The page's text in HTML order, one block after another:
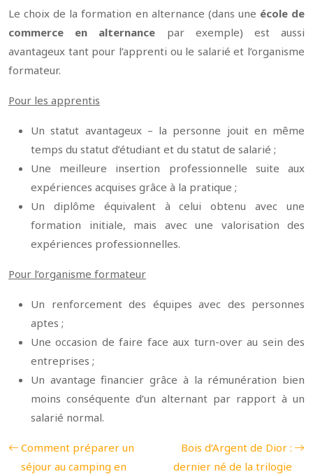
Le choix de la formation en alternance (dans une école de
commerce en alternance par exemple) est aussi
avantageux tant pour l’apprenti ou le salarié et l’organisme
formateur.
Pour les apprentis
Un statut avantageux – la personne jouit en même
temps du statut d’étudiant et du statut de salarié ;
Une meilleure insertion professionnelle suite aux
expériences acquises grâce à la pratique ;
Un diplôme équivalent à celui obtenu avec une
formation initiale, mais avec une valorisation des
expériences professionnelles.
Pour l’organisme formateur
Un renforcement des équipes avec des personnes
aptes ;
Une occasion de faire face aux turn-over au sein des
entreprises ;
Un avantage financier grâce à la rémunération bien
moins conséquente d’un alternant par rapport à un
salarié normal.
Comment préparer un
séjour au camping en
Bois d’Argent de Dior :
dernier né de la trilogie